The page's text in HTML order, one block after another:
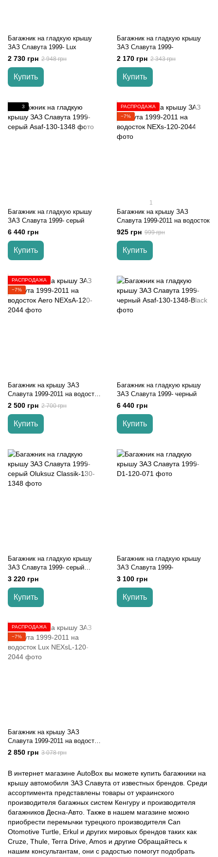
Багажник на гладкую крышу
ЗАЗ Славута 1999- Lux
2 730 грн 2 948 грн
Купить
Багажник на гладкую крышу
ЗАЗ Славута 1999-
2 170 грн 2 343 грн
Купить
3
Багажник на гладкую крышу
ЗАЗ Славута 1999- серый
6 440 грн
Купить
РАСПРОДАЖА
−7%
1
Багажник на крышу ЗАЗ
Славута 1999-2011 на водосток
925 грн 999 грн
Купить
РАСПРОДАЖА
−7%
Багажник на крышу ЗАЗ
Славута 1999-2011 на водосток
Aero
2 500 грн 2 700 грн
Купить
Багажник на гладкую крышу
ЗАЗ Славута 1999- черный
6 440 грн
Купить
Багажник на гладкую крышу
ЗАЗ Славута 1999- серый
Oluksuz
3 220 грн
Купить
Багажник на гладкую крышу
ЗАЗ Славута 1999-
3 100 грн
Купить
РАСПРОДАЖА
−7%
Багажник на крышу ЗАЗ
Славута 1999-2011 на водосток
Lux
2 850 грн 3 078 грн
В интернет магазине AutoBox вы можете купить багажники на
крышу автомобиля ЗАЗ Славута от известных брендов. Среди
ассортимента представлены товары от украинского
производителя багажных систем Кенгуру и производителя
багажников Десна-Авто. Также в нашем магазине можно
приобрести перемычки турецкого производителя Can
Otomotive Turtle, Erkul и других мировых брендов таких как
Cruze, Thule, Terra Drive, Amos и другие Обращайтесь к
нашим консультантам, они с радостью помогут подобрать